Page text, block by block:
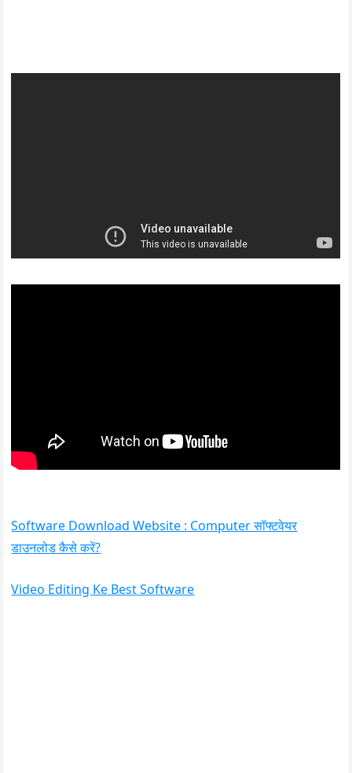
Software Download Website : Computer सॉफ्टवेयर
डाउनलोड कैसे करें?
Video Editing Ke Best Software